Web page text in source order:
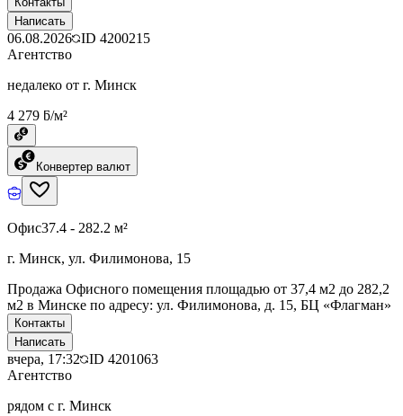
Написать
06.08.2026 ID 4200215
Агентство
недалеко от г. Минск
4 279 ƃ/м²
Конвертер валют
Офис37.4 - 282.2 м²
г. Минск, ул. Филимонова, 15
Продажа Офисного помещения площадью от 37,4 м2 до 282,2
м2 в Минске по адресу: ул. Филимонова, д. 15, БЦ «Флагман»
Контакты
Написать
вчера, 17:32 ID 4201063
Агентство
рядом с г. Минск